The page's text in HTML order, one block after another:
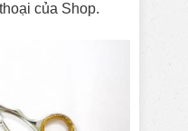
của Shop.